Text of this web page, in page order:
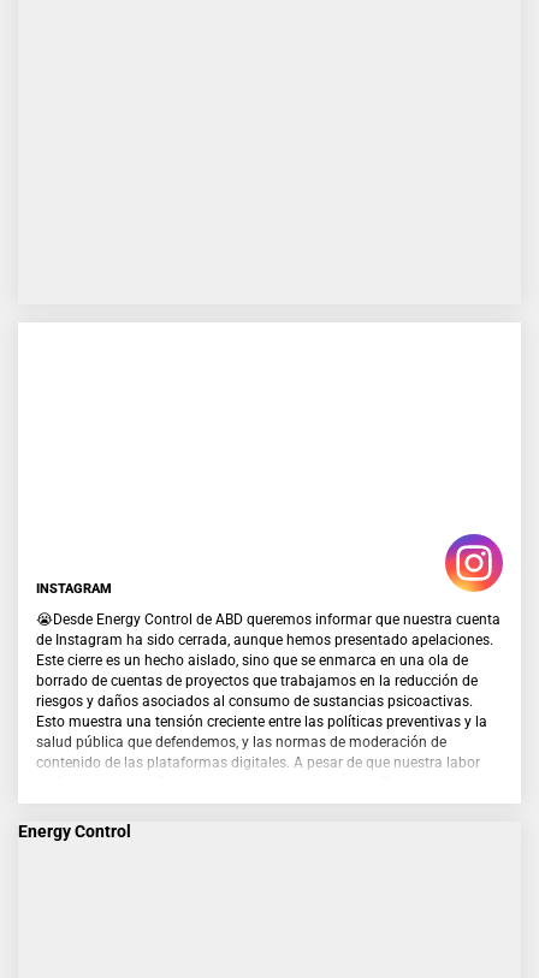
INSTAGRAM
😭Desde Energy Control de ABD queremos informar que nuestra cuenta
de Instagram ha sido cerrada, aunque hemos presentado apelaciones.
Este cierre es un hecho aislado, sino que se enmarca en una ola de
borrado de cuentas de proyectos que trabajamos en la reducción de
riesgos y daños asociados al consumo de sustancias psicoactivas.
Esto muestra una tensión creciente entre las políticas preventivas y la
salud pública que defendemos, y las normas de moderación de
contenido de las plataformas digitales. A pesar de que nuestra labor
reconocimiento de administraciones públicas, otros proyectos y la
comunidad internacional, los algoritmos y decisiones unilaterales de
estas plataformas están provocando censura en contenidos
Energy Control